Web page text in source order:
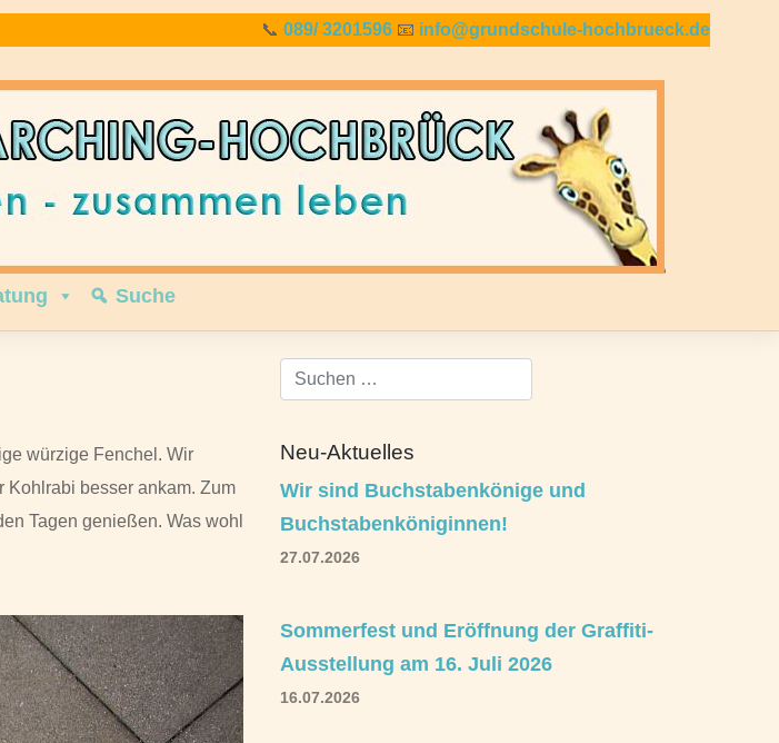
📞 089/ 3201596 📧 info@grundschule-hochbrueck.de
Suche
würzige Fenchel. Wir
Kohlrabi besser ankam. Zum
Tagen genießen. Was wohl
Neu-Aktuelles
Wir sind Buchstabenkönige und
Buchstabenköniginnen!
27.07.2026
Sommerfest und Eröffnung der Graffiti-
Ausstellung am 16. Juli 2026
16.07.2026